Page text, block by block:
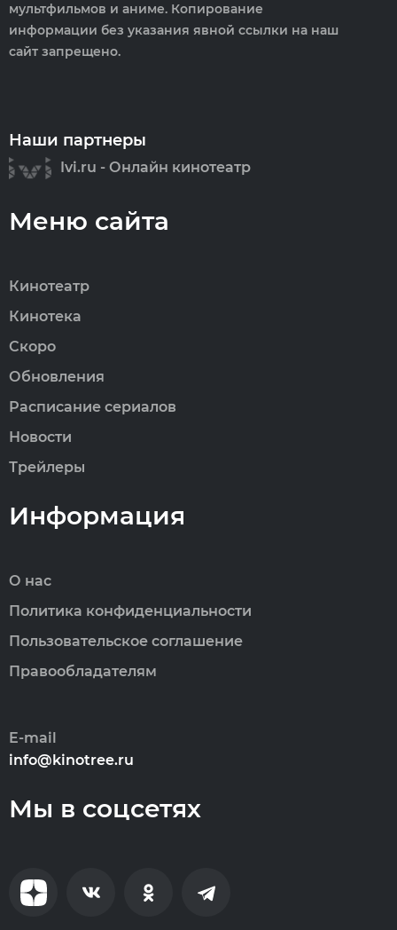
мультфильмов и аниме. Копирование
информации без указания явной ссылки на наш
сайт запрещено.
Наши партнеры
Ivi.ru - Онлайн кинотеатр
Меню сайта
Кинотеатр
Кинотека
Скоро
Обновления
Расписание сериалов
Новости
Трейлеры
Информация
О нас
Политика конфиденциальности
Пользовательское соглашение
Правообладателям
E-mail
info@kinotree.ru
Мы в соцсетях